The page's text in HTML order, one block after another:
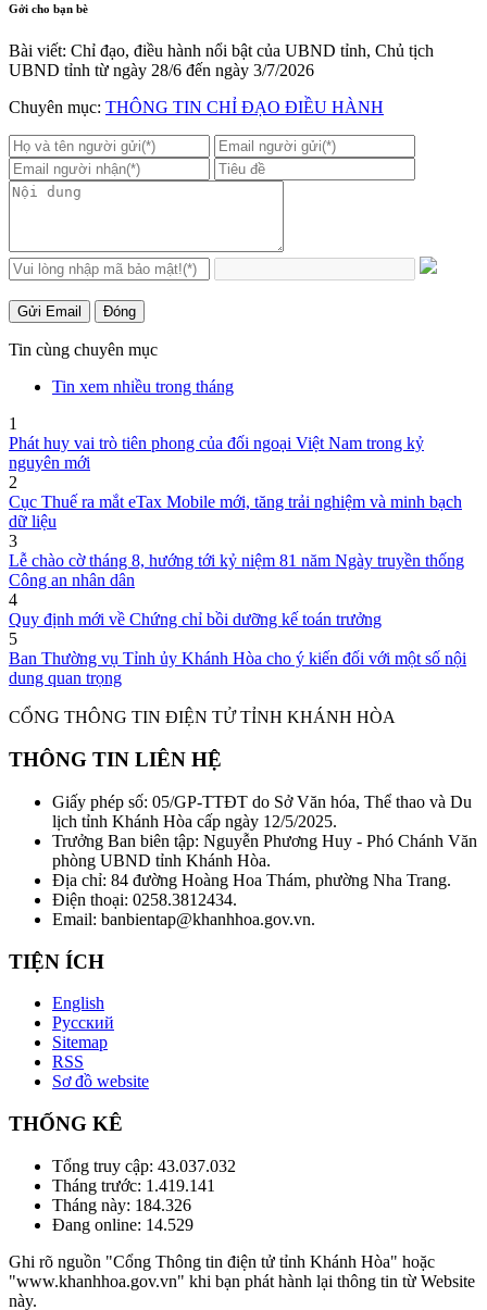
Gởi cho bạn bè
Bài viết: Chỉ đạo, điều hành nổi bật của UBND tỉnh, Chủ tịch
UBND tỉnh từ ngày 28/6 đến ngày 3/7/2026
Chuyên mục: THÔNG TIN CHỈ ĐẠO ĐIỀU HÀNH
Gửi Email Đóng
Tin cùng chuyên mục
Tin xem nhiều trong tháng
1
Phát huy vai trò tiên phong của đối ngoại Việt Nam trong kỷ
nguyên mới
2
Cục Thuế ra mắt eTax Mobile mới, tăng trải nghiệm và minh bạch
dữ liệu
3
Lễ chào cờ tháng 8, hướng tới kỷ niệm 81 năm Ngày truyền thống
Công an nhân dân
4
Quy định mới về Chứng chỉ bồi dưỡng kế toán trưởng
5
Ban Thường vụ Tỉnh ủy Khánh Hòa cho ý kiến đối với một số nội
dung quan trọng
CỔNG THÔNG TIN ĐIỆN TỬ TỈNH KHÁNH HÒA
THÔNG TIN LIÊN HỆ
Giấy phép số: 05/GP-TTĐT do Sở Văn hóa, Thể thao và Du
lịch tỉnh Khánh Hòa cấp ngày 12/5/2025.
Trưởng Ban biên tập: Nguyễn Phương Huy - Phó Chánh Văn
phòng UBND tỉnh Khánh Hòa.
Địa chỉ: 84 đường Hoàng Hoa Thám, phường Nha Trang.
Điện thoại: 0258.3812434.
Email: banbientap@khanhhoa.gov.vn.
TIỆN ÍCH
English
Русский
Sitemap
RSS
Sơ đồ website
THỐNG KÊ
Tổng truy cập: 43.037.032
Tháng trước: 1.419.141
Tháng này: 184.326
Đang online: 14.529
Ghi rõ nguồn "Cổng Thông tin điện tử tỉnh Khánh Hòa" hoặc
"www.khanhhoa.gov.vn" khi bạn phát hành lại thông tin từ Website
này.